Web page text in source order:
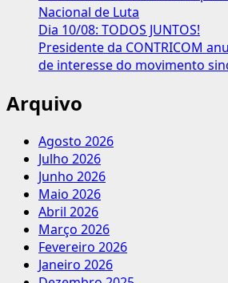
Nacional de Luta
Dia 10/08: TODOS JUNTOS!
Presidente da CONTRICOM
de interesse do movimento
Arquivo
Agosto 2026
Julho 2026
Junho 2026
Maio 2026
Abril 2026
Março 2026
Fevereiro 2026
Janeiro 2026